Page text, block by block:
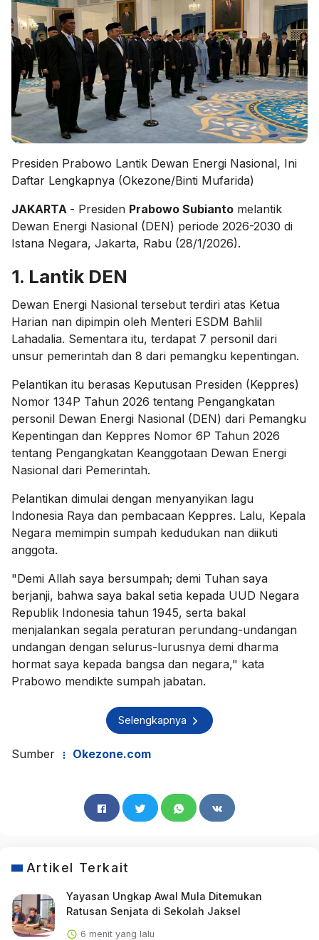
Presiden Prabowo Lantik Dewan Energi Nasional, Ini
Daftar Lengkapnya (Okezone/Binti Mufarida)
JAKARTA - Presiden Prabowo Subianto melantik
Dewan Energi Nasional (DEN) periode 2026-2030 di
Istana Negara, Jakarta, Rabu (28/1/2026).
1. Lantik DEN
Dewan Energi Nasional tersebut terdiri atas Ketua
Harian nan dipimpin oleh Menteri ESDM Bahlil
Lahadalia. Sementara itu, terdapat 7 personil dari
unsur pemerintah dan 8 dari pemangku kepentingan.
Pelantikan itu berasas Keputusan Presiden (Keppres)
Nomor 134P Tahun 2026 tentang Pengangkatan
personil Dewan Energi Nasional (DEN) dari Pemangku
Kepentingan dan Keppres Nomor 6P Tahun 2026
tentang Pengangkatan Keanggotaan Dewan Energi
Nasional dari Pemerintah.
Pelantikan dimulai dengan menyanyikan lagu
Indonesia Raya dan pembacaan Keppres. Lalu, Kepala
Negara memimpin sumpah kedudukan nan diikuti
anggota.
"Demi Allah saya bersumpah; demi Tuhan saya
berjanji, bahwa saya bakal setia kepada UUD Negara
Republik Indonesia tahun 1945, serta bakal
menjalankan segala peraturan perundang-undangan
undangan dengan selurus-lurusnya demi dharma
hormat saya kepada bangsa dan negara," kata
Prabowo mendikte sumpah jabatan.
Selengkapnya
Sumber Okezone.com
Artikel Terkait
Yayasan Ungkap Awal Mula Ditemukan
Ratusan Senjata di Sekolah Jaksel
6 menit yang lalu